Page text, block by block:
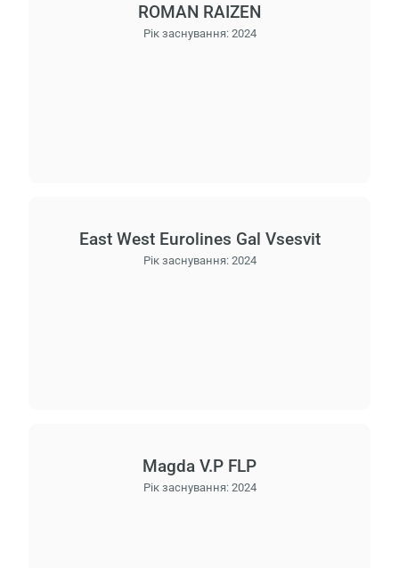
ROMAN RAIZEN
Рік заснування: 2024
East West Eurolines Gal Vsesvіt
Рік заснування: 2024
Magda V.P FLP
Рік заснування: 2024